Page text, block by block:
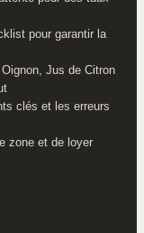
pour garantir la
Jus de Citron
clés et les erreurs
zone et de loyer